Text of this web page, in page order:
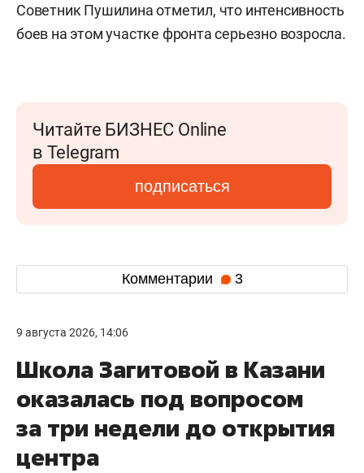
Советник Пушилина отметил, что интенсивность
боев на этом участке фронта серьезно возросла.
Читайте БИЗНЕС Online
в Telegram
подписаться
Комментарии 3
9 августа 2026, 14:06
Школа Загитовой в Казани
оказалась под вопросом
за три недели до открытия
центра